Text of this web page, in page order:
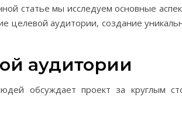
статье мы исследуем основные
целевой аудитории, создание
аудитории